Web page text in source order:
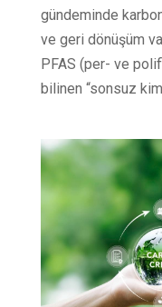
gündeminde
ve geri dönüşüm
PFAS (per- ve
bilinen “sonsuz